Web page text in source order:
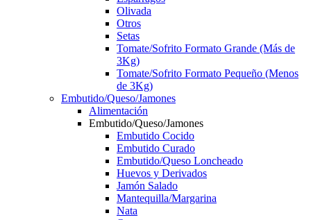
Olivada
Otros
Setas
Tomate/Sofrito Formato Grande (Más de
3Kg)
Tomate/Sofrito Formato Pequeño (Menos
de 3Kg)
Embutido/Queso/Jamones
Alimentación
Embutido/Queso/Jamones
Embutido Cocido
Embutido Curado
Embutido/Queso Loncheado
Huevos y Derivados
Jamón Salado
Mantequilla/Margarina
Nata